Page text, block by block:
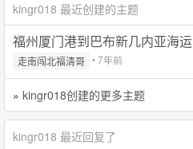
kingr018 最近创建的主题
福州厦门港到巴布新几内亚海运
走南闯北福清哥 • 7年前
» kingr018创建的更多主题
kingr018 最近回复了